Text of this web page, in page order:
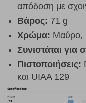
απόδοση με
Βάρος: 71 g
Χρώμα: Μαύρο,
Συνιστάται για
Πιστοποιήσεις:
και UIAA 129